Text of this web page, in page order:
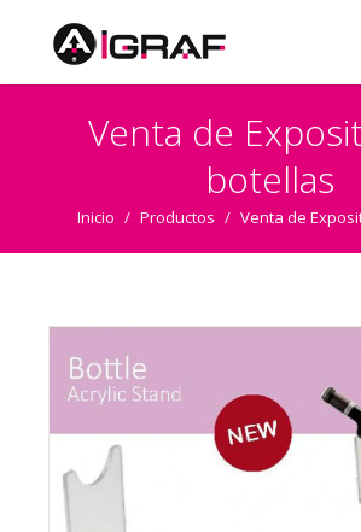
Venta de
botellas
Inicio / Productos / Venta de